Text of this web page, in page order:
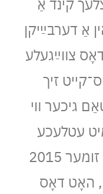
קינד אַ
אַ דערבײַיקן
צװײַגעלע
זיך
גיכער װי
עטלעכע
הונדערט יאָר שפּעטער, זומער 2015
האָט דאָס